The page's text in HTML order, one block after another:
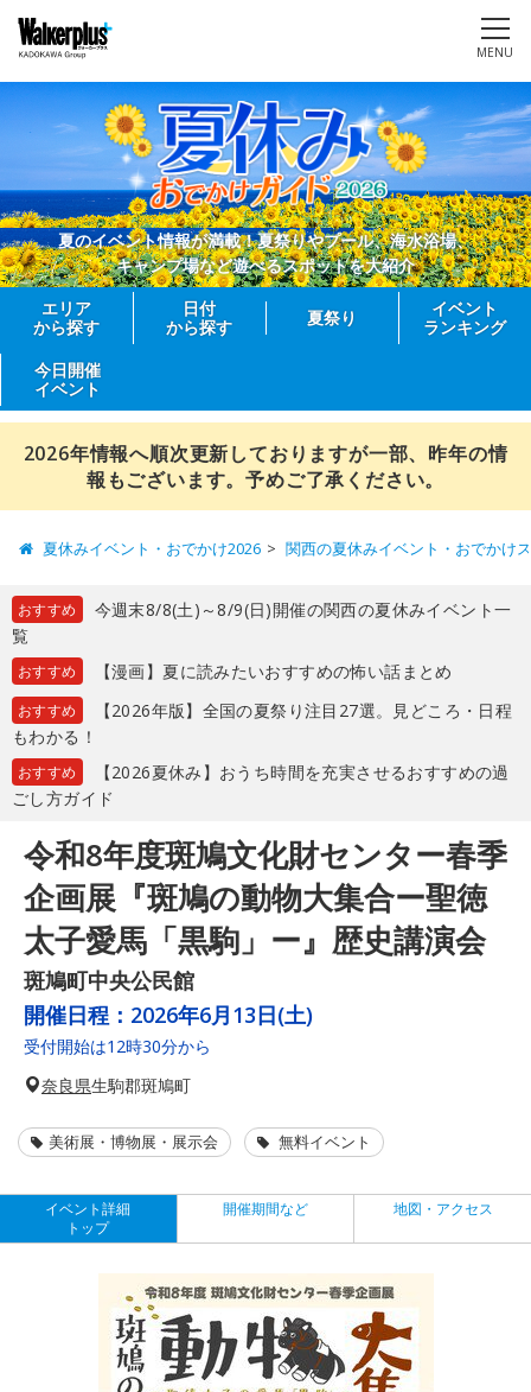
MENU
夏のイベント情報が満載！夏祭りやプール、海水浴場、
キャンプ場など遊べるスポットを大紹介
エリア
から探す
日付
から探す
夏祭り
イベント
ランキング
今日開催
イベント
2026年情報へ順次更新しておりますが一部、昨年の情
報もございます。予めご了承ください。
夏休みイベント・おでかけ2026 関西の夏休みイベント・おでかけ
おすすめ
今週末8/8(土)～8/9(日)開催の関西の夏休みイベント一
覧
おすすめ 【漫画】夏に読みたいおすすめの怖い話まとめ
おすすめ
【2026年版】全国の夏祭り注目27選。見どころ・日程
もわかる！
おすすめ
【2026夏休み】おうち時間を充実させるおすすめの過
ごし方ガイド
令和8年度斑鳩文化財センター春季
企画展『斑鳩の動物大集合ー聖徳
太子愛馬「黒駒」ー』歴史講演会
斑鳩町中央公民館
開催日程： 2026年6月13日(土)
受付開始は12時30分から
奈良県生駒郡斑鳩町
美術展・博物展・展示会 無料イベント
イベント詳細
トップ
開催期間など 地図・アクセス